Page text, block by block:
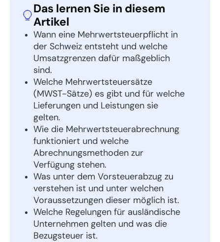
Das lernen Sie in diesem
Artikel
Wann eine Mehrwertsteuerpflicht in
der Schweiz entsteht und welche
Umsatzgrenzen dafür maßgeblich
sind.
Welche Mehrwertsteuersätze
(MWST-Sätze) es gibt und für welche
Lieferungen und Leistungen sie
gelten.
Wie die Mehrwertsteuerabrechnung
funktioniert und welche
Abrechnungsmethoden zur
Verfügung stehen.
Was unter dem Vorsteuerabzug zu
verstehen ist und unter welchen
Voraussetzungen dieser möglich ist.
Welche Regelungen für ausländische
Unternehmen gelten und was die
Bezugsteuer ist.